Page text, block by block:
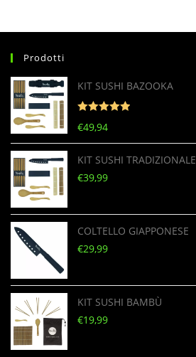
Prodotti
KIT SUSHI BAZOOKA
€49,94
KIT SUSHI TRADIZIONALE
€39,99
COLTELLO GIAPPONESE
€29,99
KIT SUSHI BAMBÙ
€19,99